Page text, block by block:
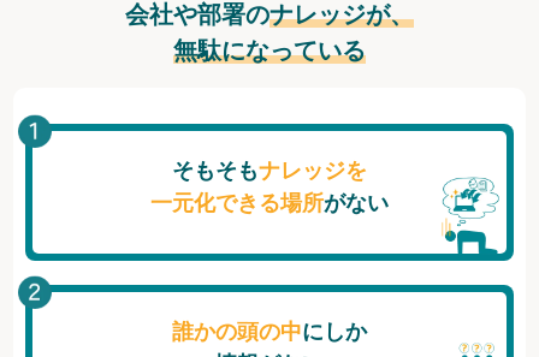
会社や部署のナレッジが、
無駄になっている
そもそもナレッジを
一元化できる場所がない
誰かの頭の中にしか